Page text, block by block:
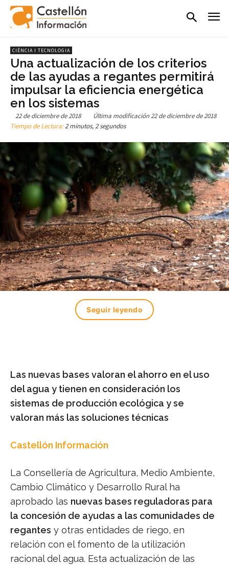
CIÈNCIA I TECNOLOGIA
Una actualización de los criterios
de las ayudas a regantes permitirá
impulsar la eficiencia energética
en los sistemas
22 de diciembre de 2018 Última modificación22 de diciembre de 2018
Tiempo de Lectura:2 minutos, 2 segundos
Seguir leyendo
Las nuevas bases valoran el ahorro en el uso
del agua y tienen en consideración los
sistemas de producción ecológica y se
valoran más las soluciones técnicas
Castellón Información
La Consellería de Agricultura, Medio Ambiente,
Cambio Climático y Desarrollo Rural ha
aprobado las nuevas bases reguladoras para
la concesión de ayudas a las comunidades de
regantes y otras entidades de riego, en
relación con el fomento de la utilización
racional del agua. Esta actualización de las